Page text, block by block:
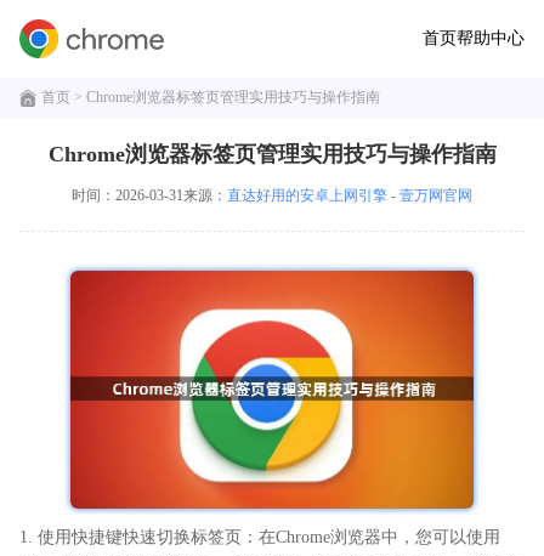
首页帮助中心
首页 > Chrome浏览器标签页管理实用技巧与操作指南
Chrome浏览器标签页管理实用技巧与操作指南
时间：2026-03-31来源： 直达好用的安卓上网引擎 - 壹万网官网
1. 使用快捷键快速切换标签页：在Chrome浏览器中，您可以使用